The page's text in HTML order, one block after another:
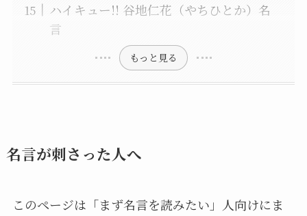
ハイキュー!! 谷地仁花（やちひとか）名
言
もっと見る
名言が刺さった人へ
このページは「まず名言を読みたい」人向けにま